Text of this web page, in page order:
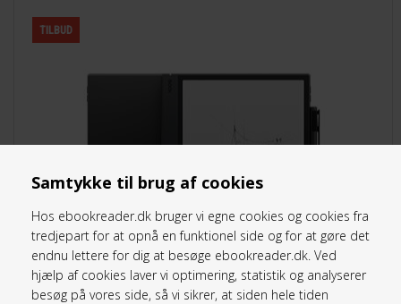
Samtykke til brug af cookies
Hos ebookreader.dk bruger vi egne cookies og cookies fra
tredjepart for at opnå en funktionel side og for at gøre det
endnu lettere for dig at besøge ebookreader.dk. Ved
hjælp af cookies laver vi optimering, statistik og analyserer
besøg på vores side, så vi sikrer, at siden hele tiden
TILBUD